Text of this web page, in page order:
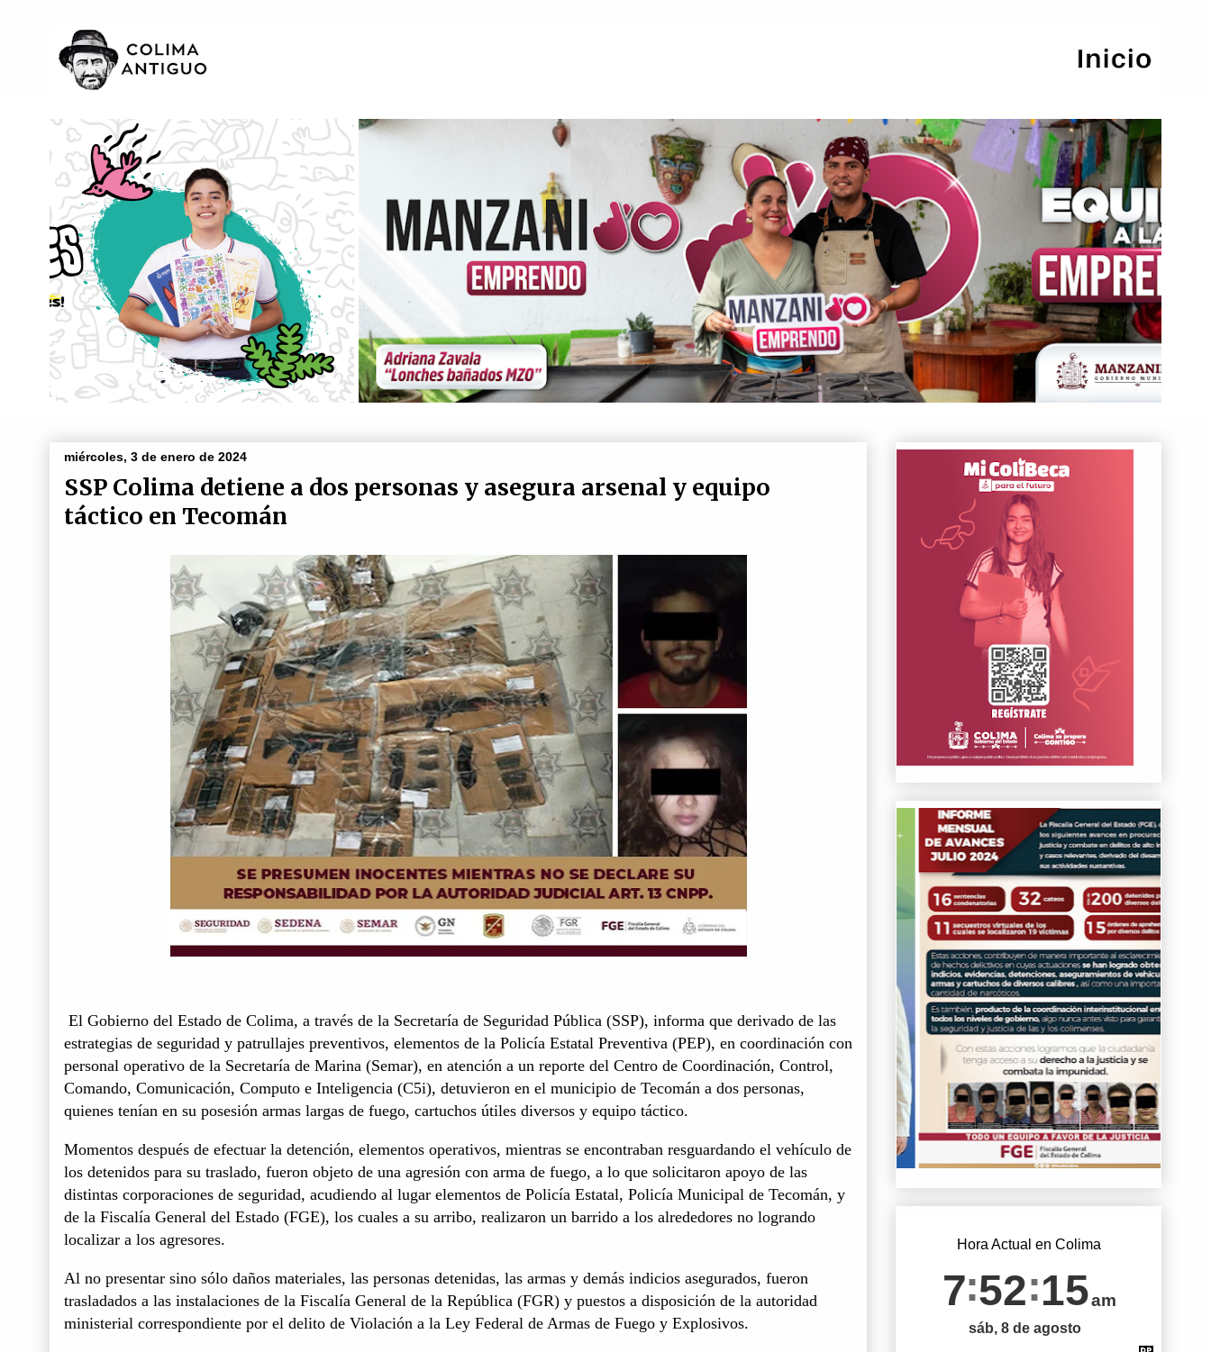
miércoles, 3 de enero de 2024
SSP Colima detiene a dos personas y asegura arsenal y equipo
táctico en Tecomán
El Gobierno del Estado de Colima, a través de la Secretaría de Seguridad Pública (SSP), informa que derivado de las
estrategias de seguridad y patrullajes preventivos, elementos de la Policía Estatal Preventiva (PEP), en coordinación con
personal operativo de la Secretaría de Marina (Semar), en atención a un reporte del Centro de Coordinación, Control,
Comando, Comunicación, Computo e Inteligencia (C5i), detuvieron en el municipio de Tecomán a dos personas,
quienes tenían en su posesión armas largas de fuego, cartuchos útiles diversos y equipo táctico.
Momentos después de efectuar la detención, elementos operativos, mientras se encontraban resguardando el vehículo de
los detenidos para su traslado, fueron objeto de una agresión con arma de fuego, a lo que solicitaron apoyo de las
distintas corporaciones de seguridad, acudiendo al lugar elementos de Policía Estatal, Policía Municipal de Tecomán, y
de la Fiscalía General del Estado (FGE), los cuales a su arribo, realizaron un barrido a los alrededores no logrando
localizar a los agresores.
Al no presentar sino sólo daños materiales, las personas detenidas, las armas y demás indicios asegurados, fueron
trasladados a las instalaciones de la Fiscalía General de la República (FGR) y puestos a disposición de la autoridad
ministerial correspondiente por el delito de Violación a la Ley Federal de Armas de Fuego y Explosivos.
Hora Actual en Colima
7 52 15am
sáb, 8 de agosto